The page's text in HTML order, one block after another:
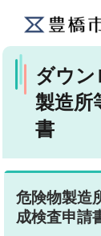
ダウン
製造所
書
危険物製造
成検査申請